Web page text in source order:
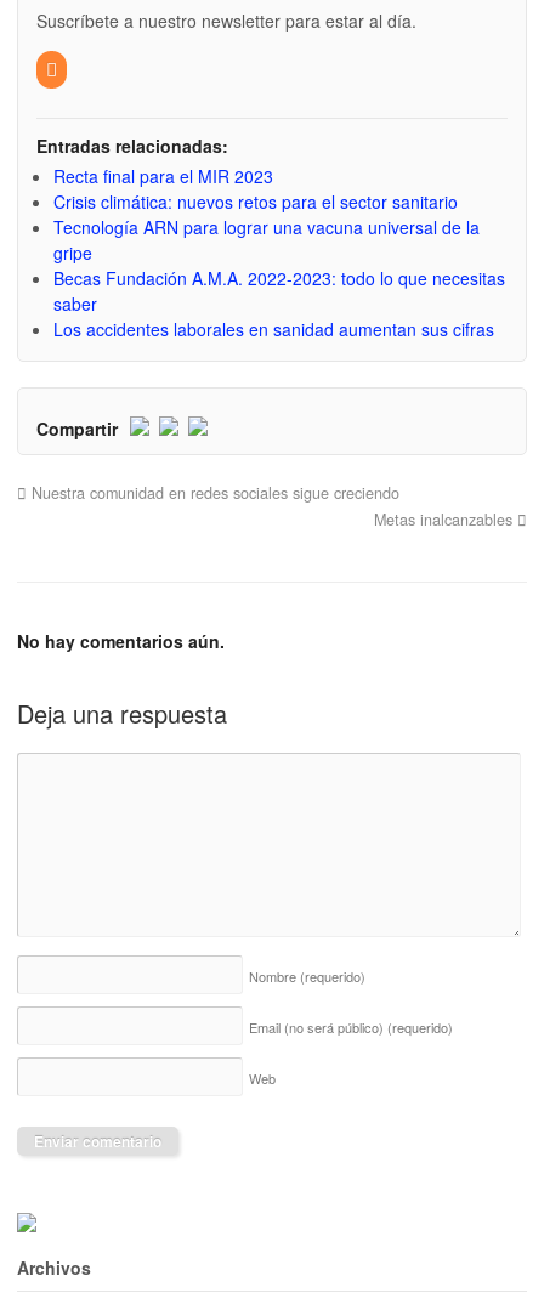
Suscríbete a nuestro newsletter para estar al día.
Entradas relacionadas:
Recta final para el MIR 2023
Crisis climática: nuevos retos para el sector sanitario
Tecnología ARN para lograr una vacuna universal de la
gripe
Becas Fundación A.M.A. 2022-2023: todo lo que necesitas
saber
Los accidentes laborales en sanidad aumentan sus cifras
Compartir
Nuestra comunidad en redes sociales sigue creciendo
Metas inalcanzables
No hay comentarios aún.
Deja una respuesta
Nombre (requerido)
Email (no será público) (requerido)
Web
Archivos